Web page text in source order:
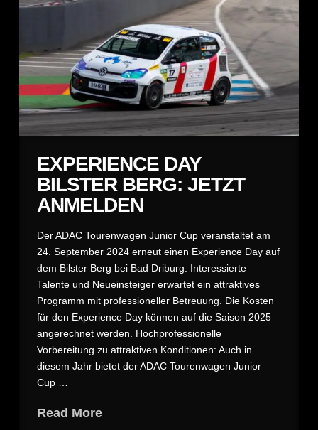
EXPERIENCE DAY
BILSTER BERG: JETZT
ANMELDEN
Der ADAC Tourenwagen Junior Cup veranstaltet am
24. September 2024 erneut einen Experience Day auf
dem Bilster Berg bei Bad Driburg. Interessierte
Talente und Neueinsteiger erwartet ein attraktives
Programm mit professioneller Betreuung. Die Kosten
für den Experience Day können auf die Saison 2025
angerechnet werden. Hochprofessionelle
Vorbereitung zu attraktiven Konditionen: Auch in
diesem Jahr bietet der ADAC Tourenwagen Junior
Cup …
Read More